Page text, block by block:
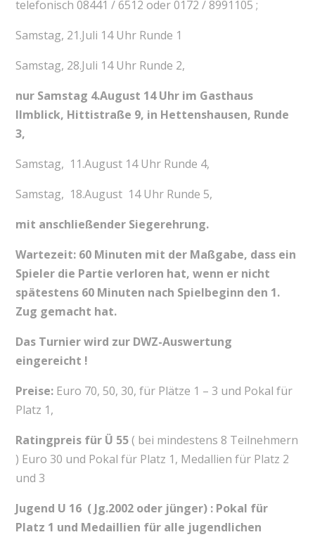
telefonisch 08441 / 6512 oder 0172 / 8991105 ;
Samstag, 21.Juli 14 Uhr Runde 1
Samstag, 28.Juli 14 Uhr Runde 2,
nur Samstag 4.August 14 Uhr im Gasthaus
Ilmblick, Hittistraße 9, in Hettenshausen, Runde
3,
Samstag, 11.August 14 Uhr Runde 4,
Samstag, 18.August 14 Uhr Runde 5,
mit anschließender Siegerehrung.
Wartezeit: 60 Minuten mit der Maßgabe, dass ein
Spieler die Partie verloren hat, wenn er nicht
spätestens 60 Minuten nach Spielbeginn den 1.
Zug gemacht hat.
Das Turnier wird zur DWZ-Auswertung
eingereicht !
Preise: Euro 70, 50, 30, für Plätze 1 – 3 und Pokal für
Platz 1,
Ratingpreis für Ü 55( bei mindestens 8 Teilnehmern
) Euro 30 und Pokal für Platz 1, Medallien für Platz 2
und 3
Jugend U 16 ( Jg.2002 oder jünger) : Pokal für
Platz 1 und Medaillien für alle jugendlichen